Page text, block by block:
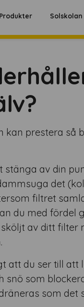
Produkter Solskolan
kan prestera så
av din
det
filtret
du med fördel
av ditt filter
att du ser till att
som
som det